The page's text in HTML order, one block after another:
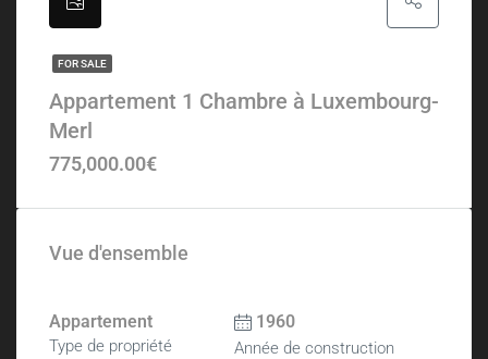
FOR SALE
Appartement 1 Chambre à Luxembourg-
Merl
775,000.00€
Vue d'ensemble
Appartement
Type de propriété
1960
Année de construction